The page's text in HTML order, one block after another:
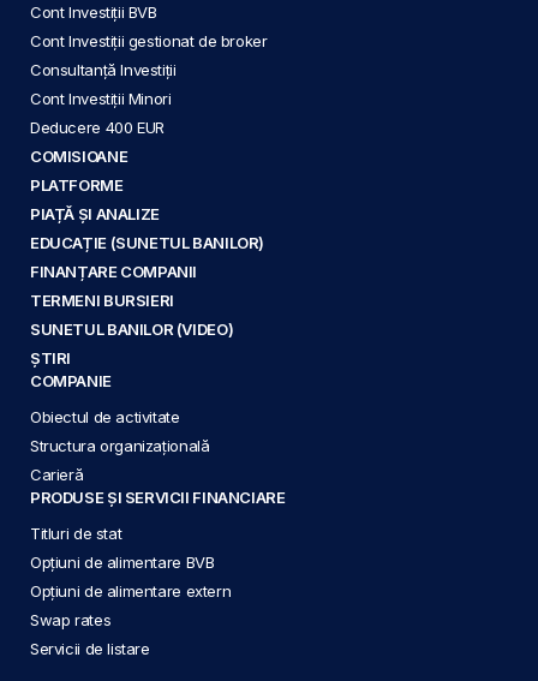
Cont Investiții BVB
Cont Investiții gestionat de broker
Consultanță Investiții
Cont Investiții Minori
Deducere 400 EUR
COMISIOANE
PLATFORME
PIAȚĂ ȘI ANALIZE
EDUCAȚIE (SUNETUL BANILOR)
FINANȚARE COMPANII
TERMENI BURSIERI
SUNETUL BANILOR (VIDEO)
ȘTIRI
COMPANIE
Obiectul de activitate
Structura organizațională
Carieră
PRODUSE ȘI SERVICII FINANCIARE
Titluri de stat
Opțiuni de alimentare BVB
Opțiuni de alimentare extern
Swap rates
Servicii de listare